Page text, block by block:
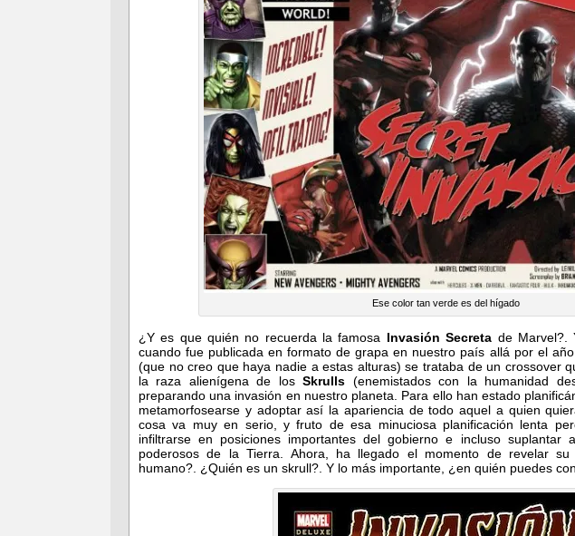
Ese color tan verde es del hígado
¿Y es que quién no recuerda la famosa Invasión Secreta de Marvel?.
cuando fue publicada en formato de grapa en nuestro país allá por el año
(que no creo que haya nadie a estas alturas) se trataba de un crossover
la raza alienígena de losSkrulls (enemistados con la humanidad
preparando una invasión en nuestro planeta. Para ello han estado
metamorfosearse y adoptar así la apariencia de todo aquel a quien
cosa va muy en serio, y fruto de esa minuciosa planificación lenta
infiltrarse en posiciones importantes del gobierno e incluso suplantar
poderosos de la Tierra. Ahora, ha llegado el momento de revelar
humano?. ¿Quién es un skrull?. Y lo más importante, ¿en quién puedes